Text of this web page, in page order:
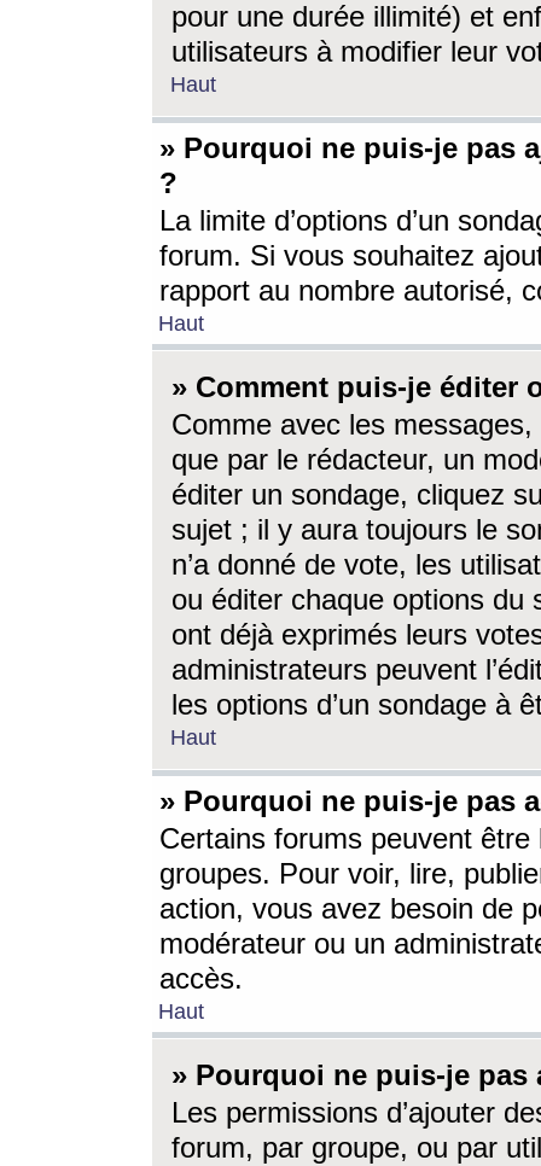
pour une durée illimité) et
utilisateurs à modifier leur
Haut
» Pourquoi ne puis-je pas
?
La limite d’options d’un
forum. Si vous souhaitez
rapport au nombre autorisé,
Haut
» Comment puis-je éditer
Comme avec les
que par le rédacteur, un
éditer un sondage, cliquez
sujet ; il y aura toujours le
n’a donné de vote, les
ou éditer chaque options du
ont déjà exprimés leurs
administrateurs peuvent
les options d’un sondage à
Haut
» Pourquoi ne puis-je pas
Certains forums peuvent être
groupes. Pour voir, lire,
action, vous avez besoin de
modérateur ou un
accès.
Haut
» Pourquoi ne puis-je
Les permissions d’ajouter
forum, par groupe, ou par